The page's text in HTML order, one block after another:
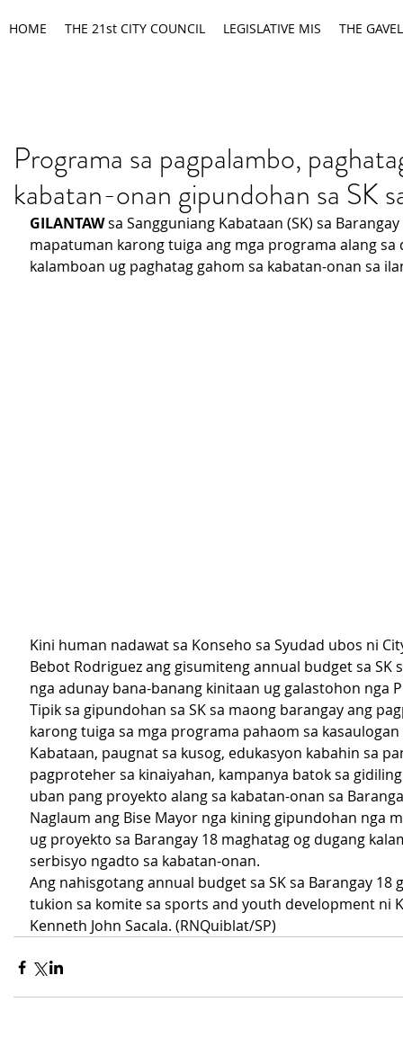
HOME THE 21st CITY COUNCIL LEGISLATIVE MIS THE GAVEL
Programa sa pagpalambo,
kabatan-onan gipundohan sa SK
GILANTAW sa Sangguniang Kabataan (SK) sa
mapatuman karong tuiga ang mga programa alang sa
kalamboan ug paghatag gahom sa kabatan-onan sa
Kini human nadawat sa Konseho sa Syudad ubos ni
Bebot Rodriguez ang gisumiteng annual budget sa SK
nga adunay bana-banang kinitaan ug galastohon nga
Tipik sa gipundohan sa SK sa maong barangay ang
karong tuiga sa mga programa pahaom sa
Kabataan, paugnat sa kusog, edukasyon kabahin sa
pagproteher sa kinaiyahan, kampanya batok sa
uban pang proyekto alang sa kabatan-onan sa
Naglaum ang Bise Mayor nga kining gipundohan nga
ug proyekto sa Barangay 18 maghatag og dugang
serbisyo ngadto sa kabatan-onan.
Ang nahisgotang annual budget sa SK sa Barangay 18
tukion sa komite sa sports and youth development ni
Kenneth John Sacala. (RNQuiblat/SP)